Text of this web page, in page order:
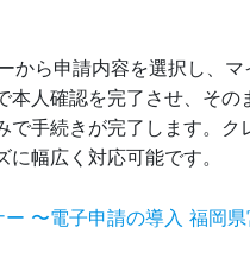
から申請内容を選択し、
人確認を完了させ、その
手続きが完了します。
幅広く対応可能です。
〜電子申請の導入 福岡